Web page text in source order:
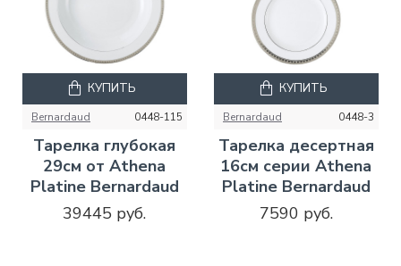
Bernardaud 0448-115
Тарелка глубокая
29см от Athena
Platine Bernardaud
39445 руб.
КУПИТЬ
Bernardaud 0448-3
Тарелка десертная
16см серии Athena
Platine Bernardaud
7590 руб.
КУПИТЬ